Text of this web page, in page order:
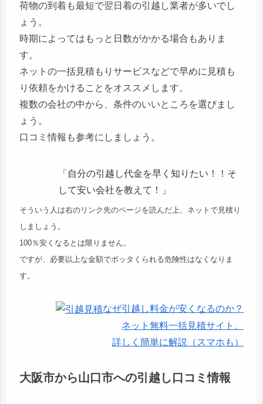
荷物の到着も最短で翌日着の引越し業者が多いでし
ょう。
時期によってはもっと日数がかかる場合もありま
す。
ネットの一括見積もりサービスなどで早めに見積も
り依頼をかけることをオススメします。
複数の会社の中から、条件のいいところを選びまし
ょう。
口コミ情報も参考にしましょう。
「自分の引越し代金を早く知りたい！！そ
して安い会社を教えて！」
そういう人は右のリンク先のページを読んだ上、ネットで見積り
しましょう。
100％安くなるとは限りません。
ですが、必要以上な金額でボッタくられる危険性はなくなりま
す。
なぜ引越し料金が安くなるのか？
ネット無料一括見積サイト。
詳しく簡単に解説（スマホも）
大阪市から山口市への引越し口コミ情報